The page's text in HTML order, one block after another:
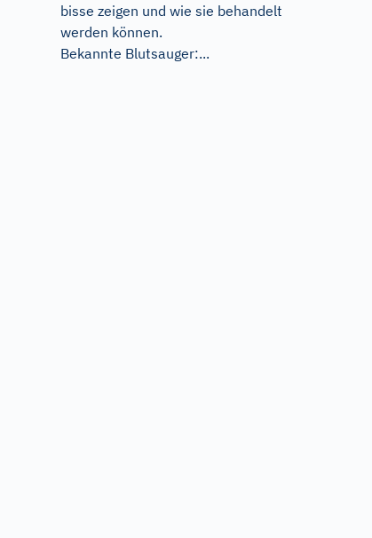
bisse zeigen und wie sie behandelt
werden können.
Bekannte Blutsauger:...